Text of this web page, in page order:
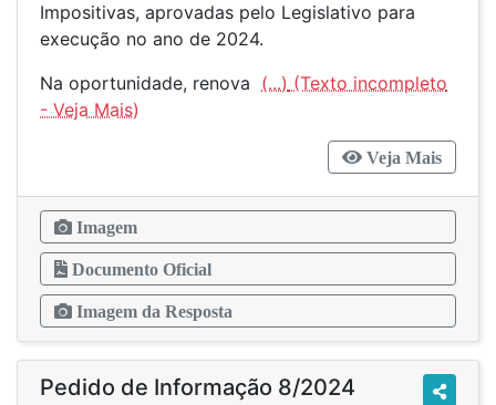
Impositivas, aprovadas pelo Legislativo para
execução no ano de 2024.
Na oportunidade, renova (...)
Veja Mais
Imagem
Documento Oficial
Imagem da Resposta
Pedido de Informação 8/2024